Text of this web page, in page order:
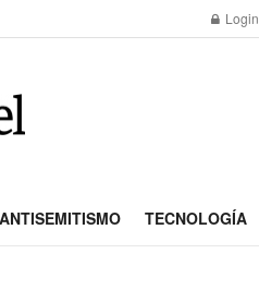
Login
ANTISEMITISMO TECNOLOGÍA